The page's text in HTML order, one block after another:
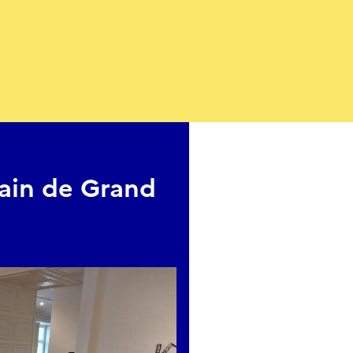
construction dans nos villes et nos villages, alors que
de notre vie quotidienne. Leurs images entrelacent le
les choses changent et comment elles restent les
de manière formelle, contre Partyka avec ses
année importante puisque c’est le centenaire de la
et de scènes de rue, de cimetières et de parcs,
rurale. Atget est bien connu pour ses célèbres vues
un nouveau regard sur son oeuvre en montrant une
par Partyka et les commissaires de l’exposition ; il s’agira
de Grand